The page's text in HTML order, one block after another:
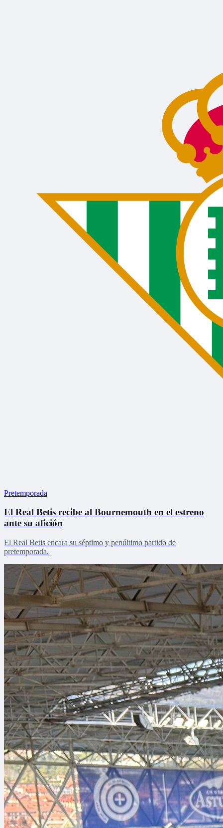
Pretemporada
El Real Betis recibe al Bournemouth en el estreno
ante su afición
El Real Betis encara su séptimo y penúltimo partido de
pretemporada.